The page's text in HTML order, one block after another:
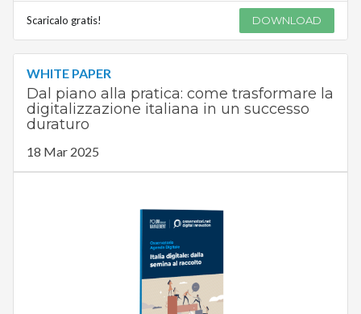
Scaricalo gratis! DOWNLOAD
WHITE PAPER
Dal piano alla pratica: come trasformare la
digitalizzazione italiana in un successo
duraturo
18 Mar 2025